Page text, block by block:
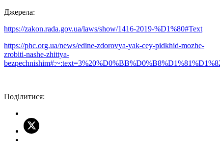
Джерела:
https://zakon.rada.gov.ua/laws/show/1416-2019-%D1%80#Text
https://phc.org.ua/news/edine-zdorovya-yak-cey-pidkhid-mozhe-
zrobiti-nashe-zhittya-
Поділитися: